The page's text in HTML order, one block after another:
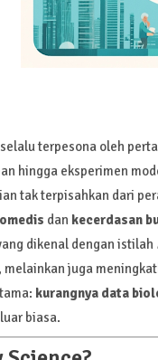
terpesona oleh
hingga eksperimen
tak terpisahkan dari
dan kecerdasan
dikenal dengan istilah
juga
kurangnya data
biasa.